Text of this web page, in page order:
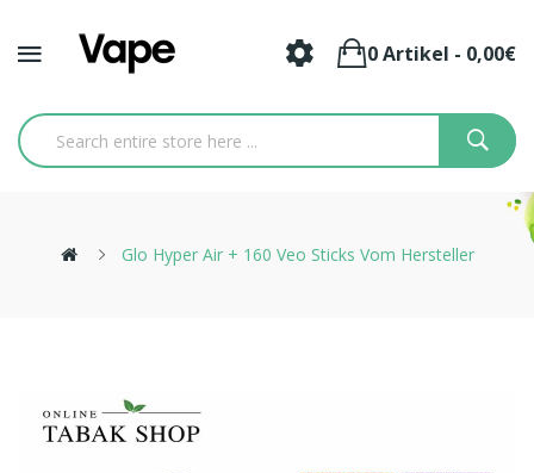
0 Artikel - 0,00€
Glo Hyper Air + 160 Veo Sticks Vom Hersteller